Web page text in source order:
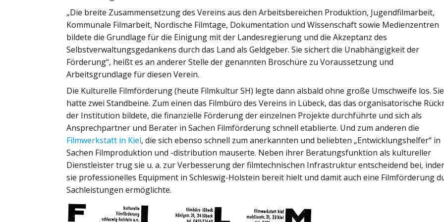
„Die breite Zusammensetzung des Vereins aus den Arbeitsbereichen Produktion, Jugendfilmarbeit,
Kommunale Filmarbeit, Nordische Filmtage, Dokumentation und Wissenschaft sowie Medienzentren
bildete die Grundlage für die Einigung mit der Landesregierung und die Akzeptanz des
Selbstverwaltungsgedankens durch das Land als Geldgeber. Sie sichert die Unabhängigkeit der
Förderung“, heißt es an anderer Stelle der genannten Broschüre zu Voraussetzung und
Arbeitsgrundlage für diesen Verein.
Die Kulturelle Filmförderung (heute Filmkultur SH) legte dann alsbald ohne große Umschweife los. Sie
hatte zwei Standbeine. Zum einen das Filmbüro des Vereins in Lübeck, das das organisatorische
der Institution bildete, die finanzielle Förderung der einzelnen Projekte durchführte und sich als
Ansprechpartner und Berater in Sachen Filmförderung schnell etablierte. Und zum anderen die
Filmwerkstatt in Kiel, die sich ebenso schnell zum anerkannten und beliebten „Entwicklungshelfer“ in
Sachen Filmproduktion und -distribution mauserte. Neben ihrer Beratungsfunktion als kultureller
Dienstleister trug sie u. a. zur Verbesserung der filmtechnischen Infrastruktur entscheidend bei,
sie professionelles Equipment in Schleswig-Holstein bereit hielt und damit auch eine Filmförderung
Sachleistungen ermöglichte.